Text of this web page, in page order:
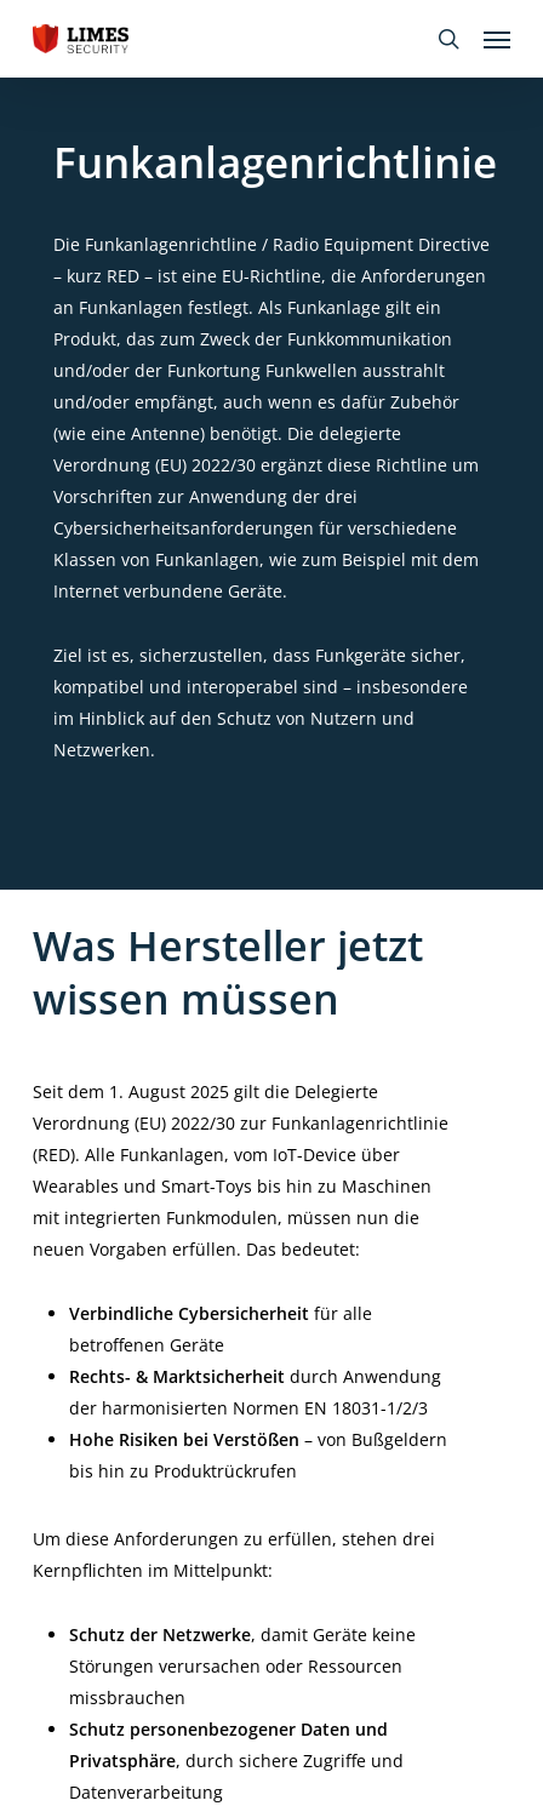
main
search
Menu
Funkanlagenrichtlinie
Die Funkanlagenrichtline / Radio Equipment Directive
– kurz RED – ist eine EU-Richtline, die Anforderungen
an Funkanlagen festlegt. Als Funkanlage gilt ein
Produkt, das zum Zweck der Funkkommunikation
und/oder der Funkortung Funkwellen ausstrahlt
und/oder empfängt, auch wenn es dafür Zubehör
(wie eine Antenne) benötigt. Die delegierte
Verordnung (EU) 2022/30 ergänzt diese Richtline um
Vorschriften zur Anwendung der drei
Cybersicherheitsanforderungen für verschiedene
Klassen von Funkanlagen, wie zum Beispiel mit dem
Internet verbundene Geräte.
Ziel ist es, sicherzustellen, dass Funkgeräte sicher,
kompatibel und interoperabel sind – insbesondere
im Hinblick auf den Schutz von Nutzern und
Netzwerken.
Was Hersteller jetzt
wissen müssen
Seit dem 1. August 2025 gilt die Delegierte
Verordnung (EU) 2022/30 zur Funkanlagenrichtlinie
(RED). Alle Funkanlagen, vom IoT-Device über
Wearables und Smart-Toys bis hin zu Maschinen
mit integrierten Funkmodulen, müssen nun die
neuen Vorgaben erfüllen. Das bedeutet:
Verbindliche Cybersicherheit für alle
betroffenen Geräte
Rechts- & Marktsicherheit durch Anwendung
der harmonisierten Normen EN 18031-1/2/3
Hohe Risiken bei Verstößen – von Bußgeldern
bis hin zu Produktrückrufen
Um diese Anforderungen zu erfüllen, stehen drei
Kernpflichten im Mittelpunkt:
Schutz der Netzwerke, damit Geräte keine
Störungen verursachen oder Ressourcen
missbrauchen
Schutz personenbezogener Daten und
Privatsphäre, durch sichere Zugriffe und
Datenverarbeitung